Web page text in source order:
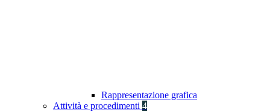
Rappresentazione grafica
Attività e procedimenti 4